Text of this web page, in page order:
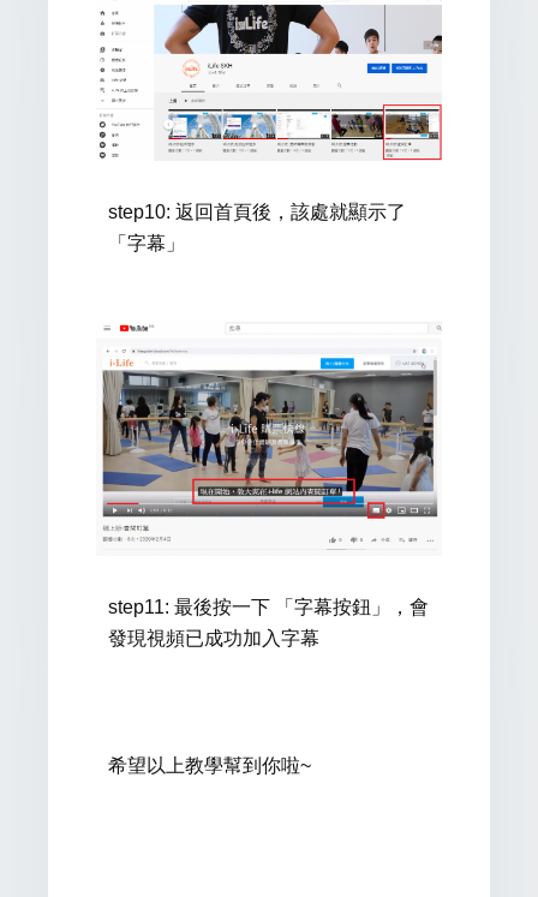
step10: 返回首頁後，該處就顯示了
「字幕」
step11: 最後按一下 「字幕按鈕」，會
發現視頻已成功加入字幕
希望以上教學幫到你啦~